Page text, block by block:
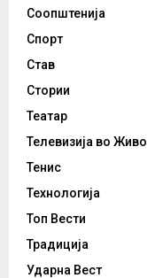
Соопштенија
Спорт
Став
Стории
Театар
Телевизија во Живо
Тенис
Технологија
Топ Вести
Традиција
Ударна Вест